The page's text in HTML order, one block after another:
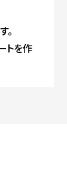
。
トを作